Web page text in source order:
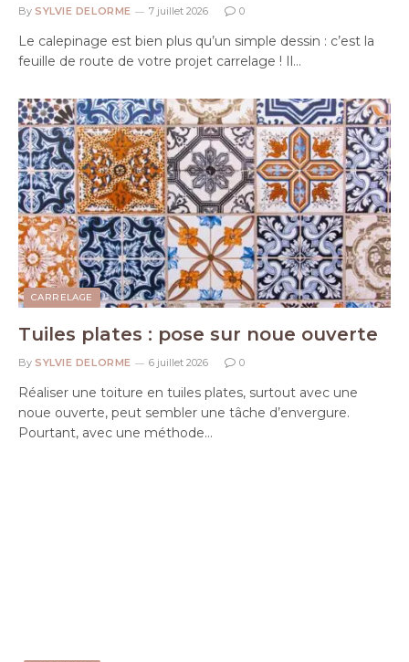
By SYLVIE DELORME 7 juillet 2026 0
Le calepinage est bien plus qu’un simple dessin : c’est la
feuille de route de votre projet carrelage ! Il…
CARRELAGE
Tuiles plates : pose sur noue ouverte
By SYLVIE DELORME 6 juillet 2026 0
Réaliser une toiture en tuiles plates, surtout avec une
noue ouverte, peut sembler une tâche d’envergure.
Pourtant, avec une méthode…